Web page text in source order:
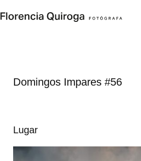
al
contenido
Domingos Impares #56
Lugar